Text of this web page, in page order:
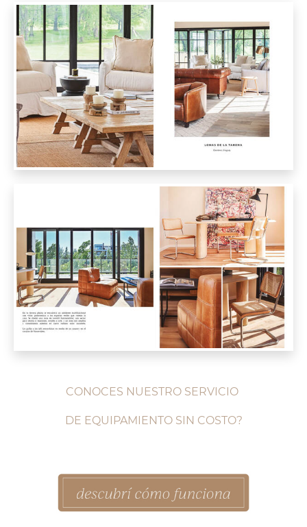
CONOCES NUESTRO SERVICIO
DE EQUIPAMIENTO SIN COSTO?